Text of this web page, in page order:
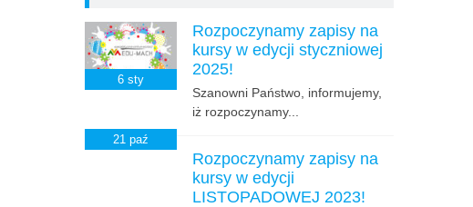
6 sty
Rozpoczynamy zapisy na
kursy w edycji styczniowej
2025!
Szanowni Państwo, informujemy,
iż rozpoczynamy...
21 paź
Rozpoczynamy zapisy na
kursy w edycji
LISTOPADOWEJ 2023!